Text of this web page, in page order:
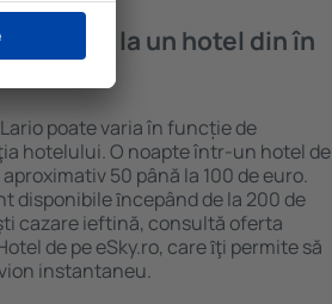
cazare la un hotel din în
poate varia în funcție de
hotelului. O noapte într-un hotel de
50 până la 100 de euro.
disponibile ȋncepând de la 200 de
cazare ieftină, consultă oferta
de pe eSky.ro, care ȋţi permite să
instantaneu.